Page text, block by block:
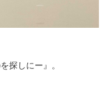
探しにー』。